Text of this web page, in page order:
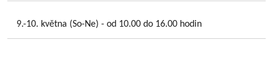
9.-10. května (So-Ne) - od 10.00 do 16.00 hodin